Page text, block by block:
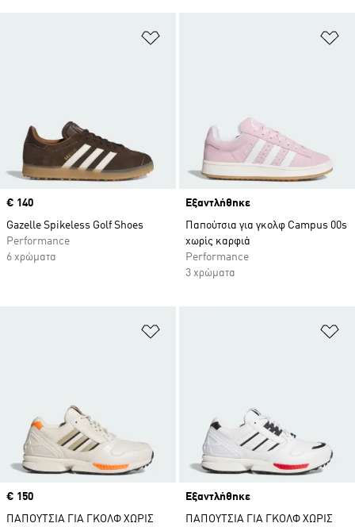
Προσθήκη στη Λίστα Επιθυμιών
Price
€ 140
Gazelle Spikeless Golf Shoes
Performance
6 χρώματα
Εξαντλήθηκε
Παπούτσια για γκολφ Campus 00s
χωρίς καρφιά
Performance
3 χρώματα
Προσθήκη στη Λίστα Επιθυμιών
Price
€ 150
ΠΑΠΟΥΤΣΙΑ ΓΙΑ ΓΚΟΛΦ ΧΩΡΙΣ
Εξαντλήθηκε
ΠΑΠΟΥΤΣΙΑ ΓΙΑ ΓΚΟΛΦ ΧΩΡΙΣ